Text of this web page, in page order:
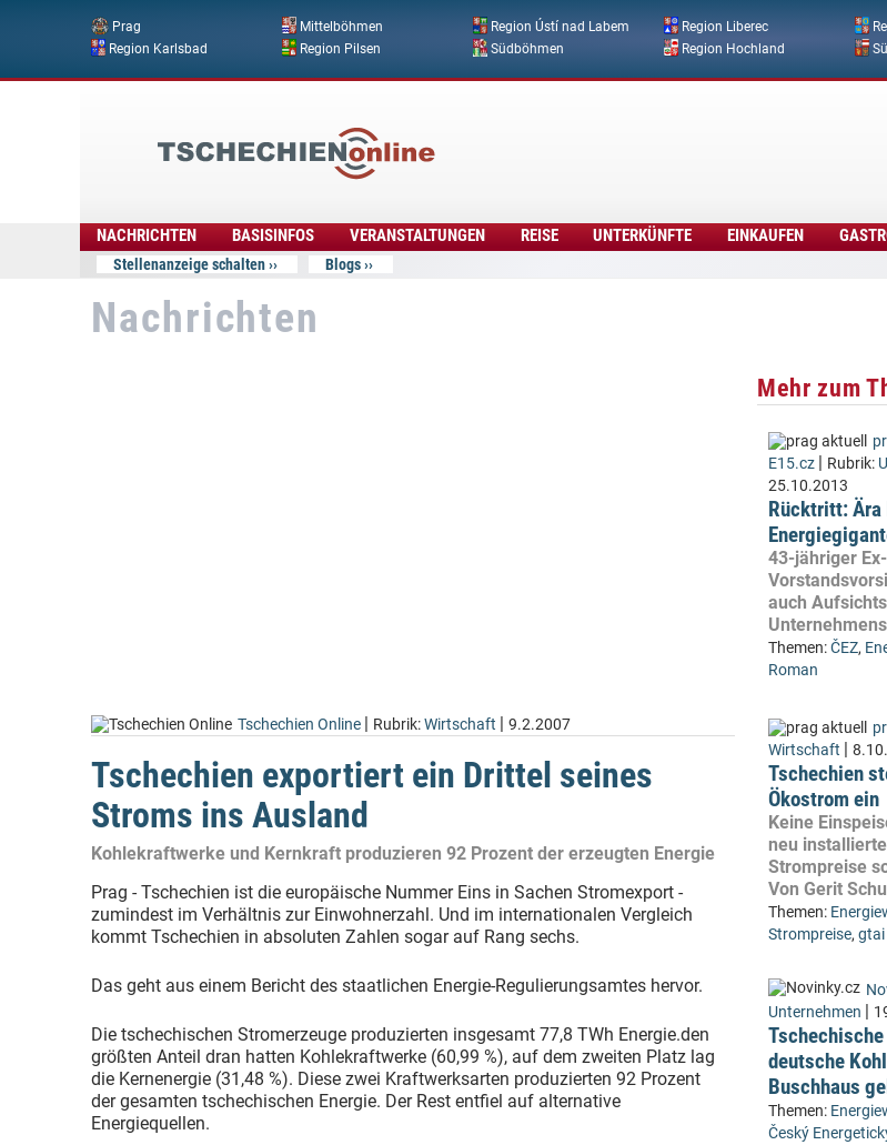
Direkt zum Inhalt
Prag Mittelböhmen Region Ústí nad Labem Region Liberec
Region Karlsbad
Region Pilsen Südböhmen Region Hochland
Online
NACHRICHTEN BASISINFOS VERANSTALTUNGEN REISE UNTERKÜNFTE EINKAUFEN
Stellenanzeige schalten Blogs
Nachrichten
Tschechien Online | Rubrik:Wirtschaft | 9.2.2007
Tschechien exportiert ein Drittel seines
Stroms ins Ausland
Kohlekraftwerke und Kernkraft produzieren 92 Prozent der erzeugten Energie
Prag - Tschechien ist die europäische Nummer Eins in Sachen Stromexport -
zumindest im Verhältnis zur Einwohnerzahl. Und im internationalen Vergleich
kommt Tschechien in absoluten Zahlen sogar auf Rang sechs.
Das geht aus einem Bericht des staatlichen Energie-Regulierungsamtes hervor.
Die tschechischen Stromerzeuge produzierten insgesamt 77,8 TWh Energie.den
größten Anteil dran hatten Kohlekraftwerke (60,99 %), auf dem zweiten Platz lag
die Kernenergie (31,48 %). Diese zwei Kraftwerksarten produzierten 92 Prozent
der gesamten tschechischen Energie. Der Rest entfiel auf alternative
Energiequellen.
Mehr zum
E15.cz | Rubrik:
25.10.2013
Rücktritt: Ära
43-jähriger Ex-
auch
Unternehmens
Themen:ČEZ,
Roman
Wirtschaft |
Tschechien
Ökostrom ein
Keine
neu
Strompreise
Von Gerit
Themen:
Strompreise, gtai
Unternehmen |
Tschechische
deutsche
Buschhaus
Themen:
Český